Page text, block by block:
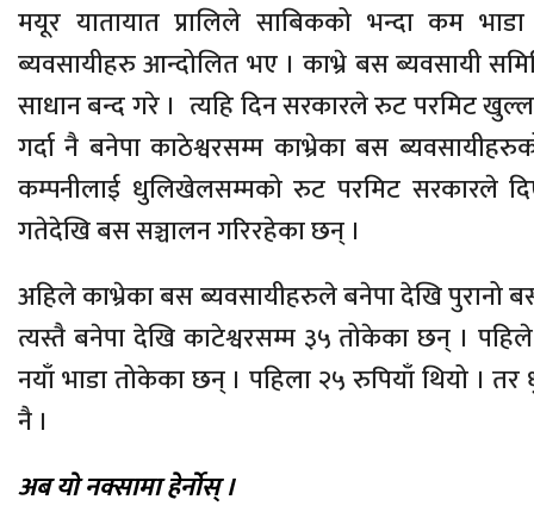
मयूर यातायात प्रालिले साबिकको भन्दा कम
ब्यवसायीहरु आन्दोलित भए । काभ्रे बस ब्यवसायी
साधान बन्द गरे । त्यहि दिन सरकारले रुट परमिट
गर्दा नै बनेपा काठेश्वरसम्म काभ्रेका बस
कम्पनीलाई धुलिखेलसम्मको रुट परमिट सरकारले
गतेदेखि बस सञ्चालन गरिरहेका छन् ।
अहिले काभ्रेका बस ब्यवसायीहरुले बनेपा देखि पुरानो
त्यस्तै बनेपा देखि काटेश्वरसम्म ३५ तोकेका छन् ।
नयाँ भाडा तोकेका छन् । पहिला २५ रुपियाँ थियो ।
नै ।
अब यो नक्सामा हेर्नोस् ।